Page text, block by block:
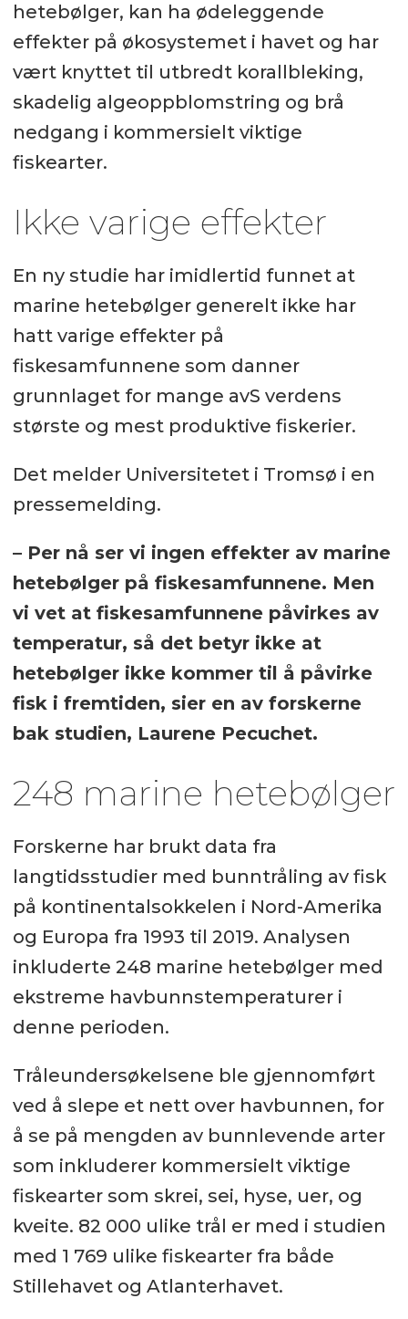
hetebølger, kan ha ødeleggende
effekter på økosystemet i havet og har
vært knyttet til utbredt korallbleking,
skadelig algeoppblomstring og brå
nedgang i kommersielt viktige
fiskearter.
Ikke varige effekter
En ny studie har imidlertid funnet at
marine hetebølger generelt ikke har
hatt varige effekter på
fiskesamfunnene som danner
grunnlaget for mange avS verdens
største og mest produktive fiskerier.
Det melder Universitetet i Tromsø i en
pressemelding.
– Per nå ser vi ingen effekter av marine
hetebølger på fiskesamfunnene. Men
vi vet at fiskesamfunnene påvirkes av
temperatur, så det betyr ikke at
hetebølger ikke kommer til å påvirke
fisk i fremtiden, sier en av forskerne
bak studien, Laurene Pecuchet.
248 marine hetebølger
Forskerne har brukt data fra
langtidsstudier med bunntråling av fisk
på kontinentalsokkelen i Nord-Amerika
og Europa fra 1993 til 2019. Analysen
inkluderte 248 marine hetebølger med
ekstreme havbunnstemperaturer i
denne perioden.
Tråleundersøkelsene ble gjennomført
ved å slepe et nett over havbunnen, for
å se på mengden av bunnlevende arter
som inkluderer kommersielt viktige
fiskearter som skrei, sei, hyse, uer, og
kveite. 82 000 ulike trål er med i studien
med 1 769 ulike fiskearter fra både
Stillehavet og Atlanterhavet.